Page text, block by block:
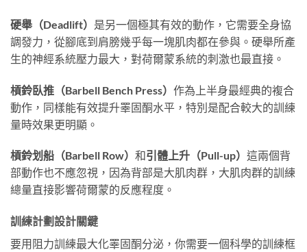
硬舉（Deadlift） 是另一個極其有效的動作，它需要全身協
調發力，從腳底到肩膀幾乎每一塊肌肉都在參與。硬舉所產
生的神經系統壓力最大，對荷爾蒙系統的刺激也最直接。
槓鈴臥推（Barbell Bench Press） 作為上半身最經典的複合
動作，同樣能有效提升睪固酮水平，特別是配合較大的訓練
量時效果更明顯。
槓鈴划船（Barbell Row） 和引體上升（Pull-up） 這兩個背
部動作也不應忽視，因為背部是大肌肉群，大肌肉群的訓練
總量直接影響荷爾蒙的反應程度。
訓練計劃設計關鍵
要用阻力訓練最大化睪固酮分泌，你需要一個科學的訓練框